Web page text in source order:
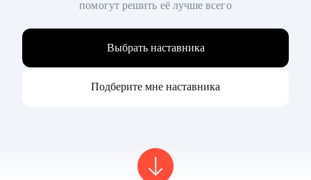
помогут решить её лучше всего
Выбрать наставника
Подберите мне наставника